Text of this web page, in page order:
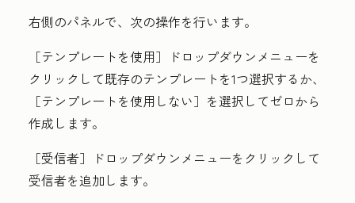
右側のパネルで、次の操作を行います。
［テンプレートを使用］ドロップダウンメニューを
クリックして既存のテンプレートを1つ選択するか、
［テンプレートを使用しない］ を選択してゼロから
作成します。
［受信者］ドロップダウンメニューをクリックして
受信者を追加します。